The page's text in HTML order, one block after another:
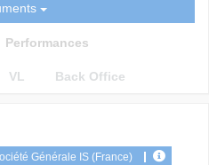
Performances
VL Back Office
Générale IS (France)